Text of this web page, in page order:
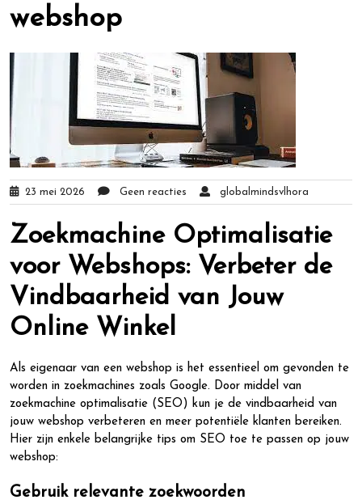
webshop
23 mei 2026 Geen reacties globalmindsvlhora
Zoekmachine Optimalisatie
voor Webshops: Verbeter de
Vindbaarheid van Jouw
Online Winkel
Als eigenaar van een webshop is het essentieel om gevonden te
worden in zoekmachines zoals Google. Door middel van
zoekmachine optimalisatie (SEO) kun je de vindbaarheid van
jouw webshop verbeteren en meer potentiële klanten bereiken.
Hier zijn enkele belangrijke tips om SEO toe te passen op jouw
webshop:
Gebruik relevante zoekwoorden